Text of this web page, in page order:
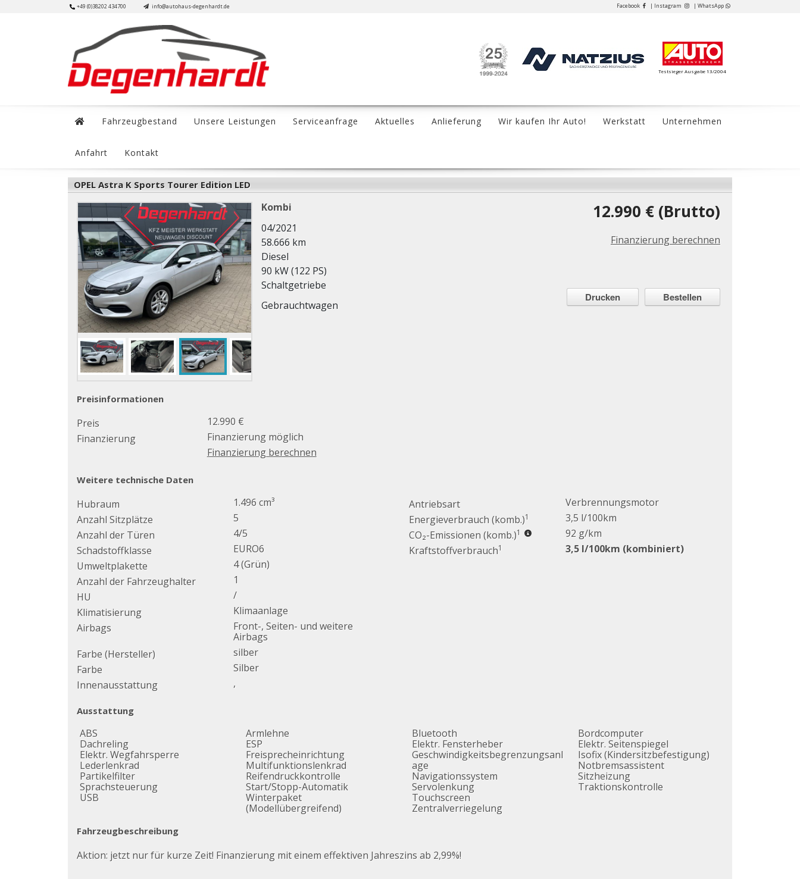
+49 (0)38202 434700 info@autohaus-degenhardt.de Facebook | Instagram | WhatsApp
Testsieger Ausgabe 13/2004
Fahrzeugbestand Unsere Leistungen Serviceanfrage Aktuelles Anlieferung Wir kaufen Ihr Auto! Werkstatt Unternehmen
Anfahrt Kontakt
OPEL Astra K Sports Tourer Edition LED
12.990 € (Brutto)
Finanzierung berechnen
Kombi
04/2021
58.666 km
Diesel
90 kW (122 PS)
Schaltgetriebe
Gebrauchtwagen
Drucken Bestellen
Preisinformationen
Preis
12.990 €
Finanzierung
Finanzierung möglich
Finanzierung berechnen
Weitere technische Daten
Hubraum
1.496 cm³
Anzahl Sitzplätze
5
Anzahl der Türen
4/5
Schadstoffklasse
EURO6
Umweltplakette
4 (Grün)
Anzahl der Fahrzeughalter
1
HU
/
Klimatisierung
Klimaanlage
Airbags
Front-, Seiten- und weitere
Airbags
Farbe (Hersteller)
silber
Farbe
Silber
Innenausstattung
,
Antriebsart
Verbrennungsmotor
Energieverbrauch (komb.)1
3,5 l/100km
CO₂-Emissionen (komb.)1
92 g/km
Kraftstoffverbrauch1 3,5 l/100km (kombiniert)
Ausstattung
ABS
Dachreling
Elektr. Wegfahrsperre
Lederlenkrad
Partikelfilter
Sprachsteuerung
USB
Armlehne
ESP
Freisprecheinrichtung
Multifunktionslenkrad
Reifendruckkontrolle
Start/Stopp-Automatik
Winterpaket
(Modellübergreifend)
Bluetooth
Elektr. Fensterheber
Geschwindigkeitsbegrenzungsanl
age
Navigationssystem
Servolenkung
Touchscreen
Zentralverriegelung
Bordcomputer
Elektr. Seitenspiegel
Isofix (Kindersitzbefestigung)
Notbremsassistent
Sitzheizung
Traktionskontrolle
Fahrzeugbeschreibung
Aktion: jetzt nur für kurze Zeit! Finanzierung mit einem effektiven Jahreszins ab 2,99%!